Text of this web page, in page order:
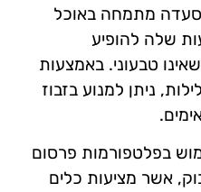
מתמחה באוכל
שלה להופיע
טבעוני. באמצעות
ניתן למנוע בזבוז
בפלטפורמות פרסום
אשר מציעות כלים